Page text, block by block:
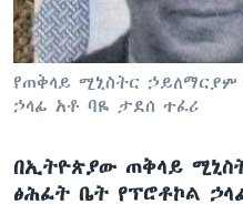
ቋንቋዎች
የጠቅላይ ሚኒስትር
ኃላፊ አቶ ባዬ ታደሰ ተፈሪ
በኢትዮጵያው ጠቅላይ
ፅሕፈት ቤት የፕሮቶኮል